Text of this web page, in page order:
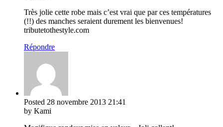
Très jolie cette robe mais c’est vrai que par ces températures
(!!) des manches seraient durement les bienvenues!
tributetothestyle.com
Répondre
Posted 28 novembre 2013 21:41
by Kami